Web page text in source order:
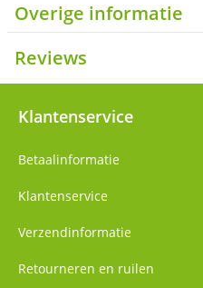
Overige informatie
Reviews
Klantenservice
Betaalinformatie
Klantenservice
Verzendinformatie
Retourneren en ruilen